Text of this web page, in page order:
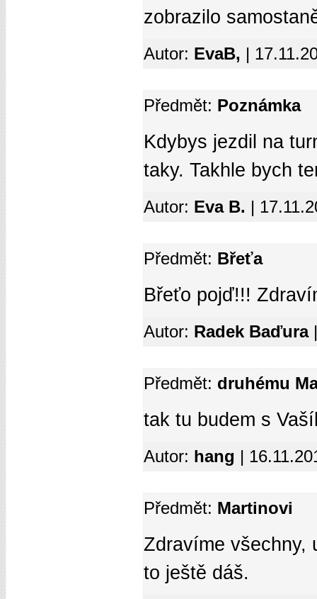
zobrazilo
Autor: EvaB, |
Předmět: Poznámka
Kdybys jezdil na
taky. Takhle bych
Autor: Eva B. |
Předmět: Břeťa
Břeťo pojď!!!
Autor: Radek Baďura
Předmět: druhému
tak tu budem s
Autor: hang |
Předmět: Martinovi
Zdravíme všechny,
to ještě dáš.